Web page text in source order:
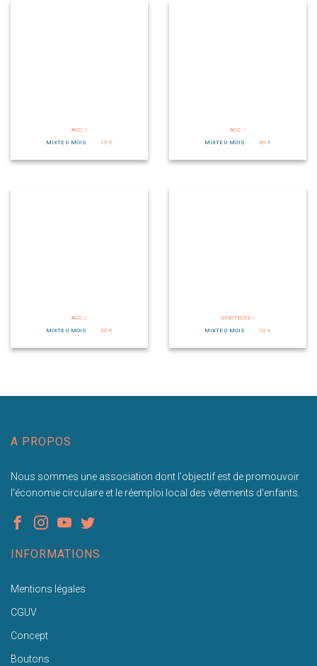
ACC. /
MIXTE 0 MOIS
15 €
ACC. /
MIXTE 0 MOIS
30 €
ACC. /
MIXTE 0 MOIS
30 €
GIGOTEUSE /
MIXTE 0 MOIS
10 €
A PROPOS
Nous sommes une association dont l'objectif est de promouvoir
l'économie circulaire et le réemploi local des vêtements d'enfants.
INFORMATIONS
Mentions légales
CGUV
Concept
Boutons